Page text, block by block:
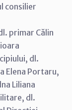
consilier
primar Călin
dl.
Elena Portaru,
Liliana
dl.